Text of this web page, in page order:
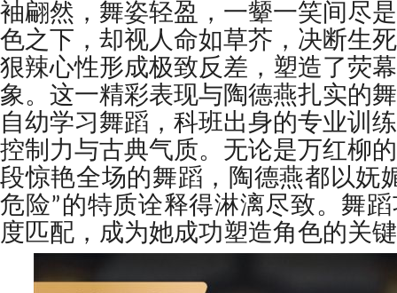
袖翩然，舞姿轻盈，一颦一笑间尽
色之下，却视人命如草芥，决断生
狠辣心性形成极致反差，塑造了荧
象。这一精彩表现与陶德燕扎实的
自幼学习舞蹈，科班出身的专业训
控制力与古典气质。无论是万红柳
段惊艳全场的舞蹈，陶德燕都以妩
危险”的特质诠释得淋漓尽致。舞
度匹配，成为她成功塑造角色的关